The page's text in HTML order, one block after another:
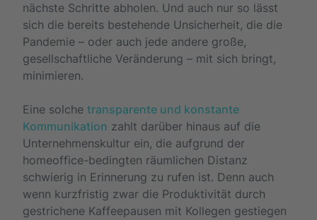
nächste Schritte abholen. Und auch nur so lässt
sich die bereits bestehende Unsicherheit, die die
Pandemie – oder auch jede andere große,
gesellschaftliche Veränderung – mit sich bringt,
minimieren.
Eine solche transparente und konstante
Kommunikation zahlt darüber hinaus auf die
Unternehmenskultur ein, die aufgrund der
homeoffice-bedingten räumlichen Distanz
schwierig in Erinnerung zu rufen ist. Denn auch
wenn kurzfristig zwar die Produktivität durch
gestrichene Kaffeepausen mit Kollegen gestiegen